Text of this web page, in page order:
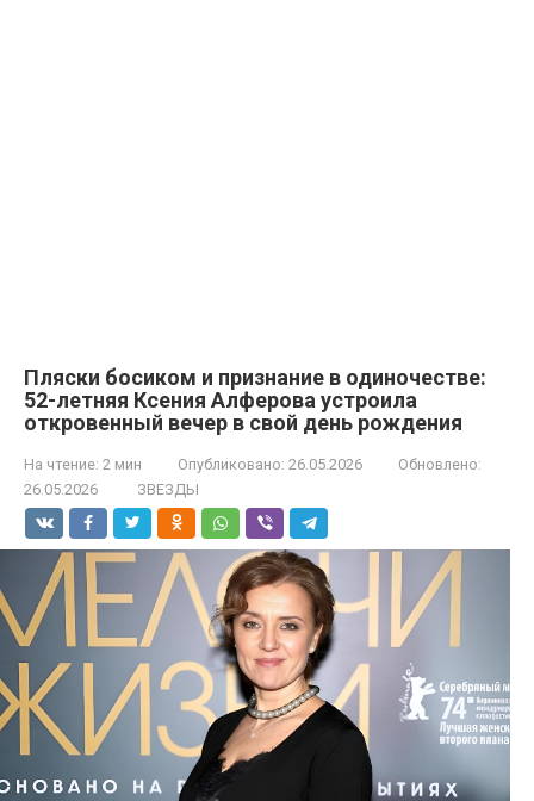
Пляски босиком и признание в одиночестве:
52-летняя Ксения Алферова устроила
откровенный вечер в свой день рождения
На чтение: 2 мин Опубликовано: 26.05.2026
Обновлено:
26.05.2026
ЗВЕЗДЫ